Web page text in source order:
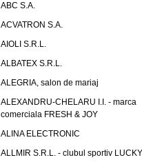
ABC S.A.
ACVATRON S.A.
AIOLI S.R.L.
ALBATEX S.R.L.
ALEGRIA, salon de mariaj
ALEXANDRU-CHELARU I.I. - marca
comerciala FRESH & JOY
ALINA ELECTRONIC
ALLMIR S.R.L. - clubul sportiv